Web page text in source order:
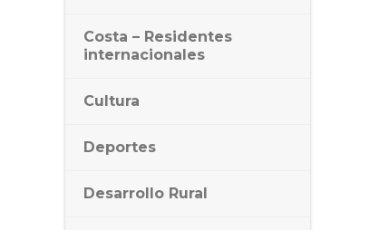
Costa – Residentes
internacionales
Cultura
Deportes
Desarrollo Rural